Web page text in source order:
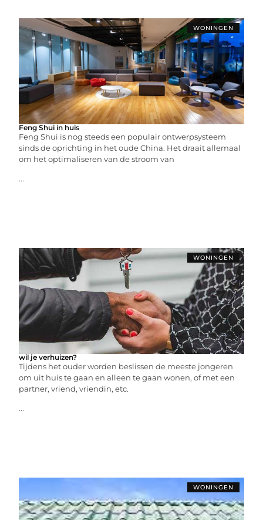
WONINGEN
Feng Shui in huis
Feng Shui is nog steeds een populair ontwerpsysteem
sinds de oprichting in het oude China. Het draait allemaal
om het optimaliseren van de stroom van
...
WONINGEN
wil je verhuizen?
Tijdens het ouder worden beslissen de meeste jongeren
om uit huis te gaan en alleen te gaan wonen, of met een
partner, vriend, vriendin, etc.
...
WONINGEN